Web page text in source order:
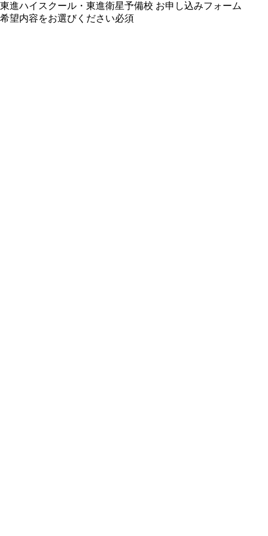
東進ハイスクール・東進衛星予備校 お申し込みフォーム
希望内容をお選びください必須